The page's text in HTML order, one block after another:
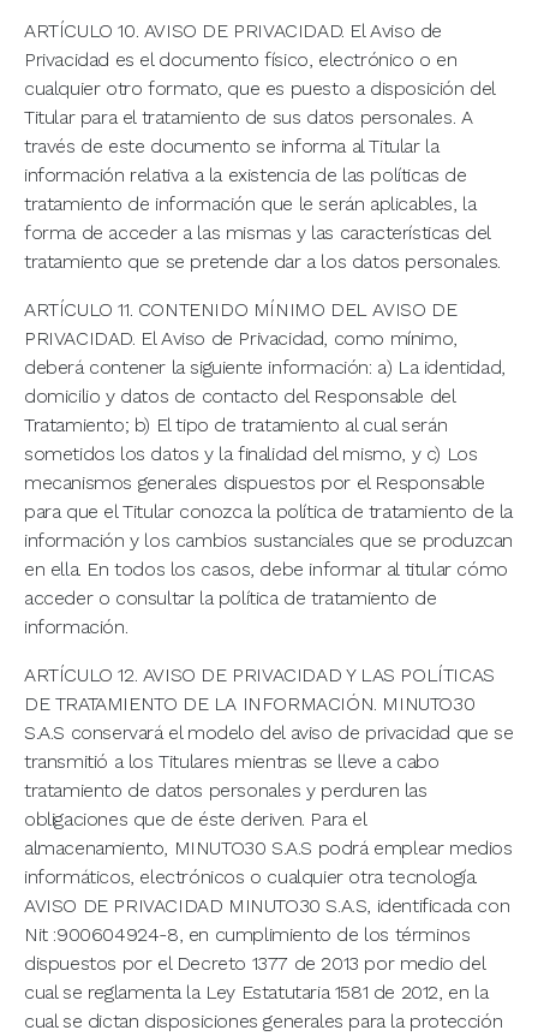
ARTÍCULO 10. AVISO DE PRIVACIDAD. El Aviso de
Privacidad es el documento físico, electrónico o en
cualquier otro formato, que es puesto a disposición del
Titular para el tratamiento de sus datos personales. A
través de este documento se informa al Titular la
información relativa a la existencia de las políticas de
tratamiento de información que le serán aplicables, la
forma de acceder a las mismas y las características del
tratamiento que se pretende dar a los datos personales.
ARTÍCULO 11. CONTENIDO MÍNIMO DEL AVISO DE
PRIVACIDAD. El Aviso de Privacidad, como mínimo,
deberá contener la siguiente información: a) La identidad,
domicilio y datos de contacto del Responsable del
Tratamiento; b) El tipo de tratamiento al cual serán
sometidos los datos y la finalidad del mismo, y c) Los
mecanismos generales dispuestos por el Responsable
para que el Titular conozca la política de tratamiento de la
información y los cambios sustanciales que se produzcan
en ella. En todos los casos, debe informar al titular cómo
acceder o consultar la política de tratamiento de
información.
ARTÍCULO 12. AVISO DE PRIVACIDAD Y LAS POLÍTICAS
DE TRATAMIENTO DE LA INFORMACIÓN. MINUTO30
S.A.S conservará el modelo del aviso de privacidad que se
transmitió a los Titulares mientras se lleve a cabo
tratamiento de datos personales y perduren las
obligaciones que de éste deriven. Para el
almacenamiento, MINUTO30 S.A.S podrá emplear medios
informáticos, electrónicos o cualquier otra tecnología.
AVISO DE PRIVACIDAD MINUTO30 S.A.S, identificada con
Nit :900604924-8, en cumplimiento de los términos
dispuestos por el Decreto 1377 de 2013 por medio del
cual se reglamenta la Ley Estatutaria 1581 de 2012, en la
cual se dictan disposiciones generales para la protección